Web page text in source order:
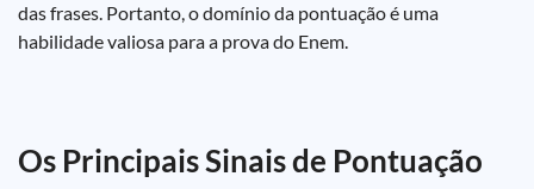
das frases. Portanto, o domínio da pontuação é uma
habilidade valiosa para a prova do Enem.
Os Principais Sinais de Pontuação